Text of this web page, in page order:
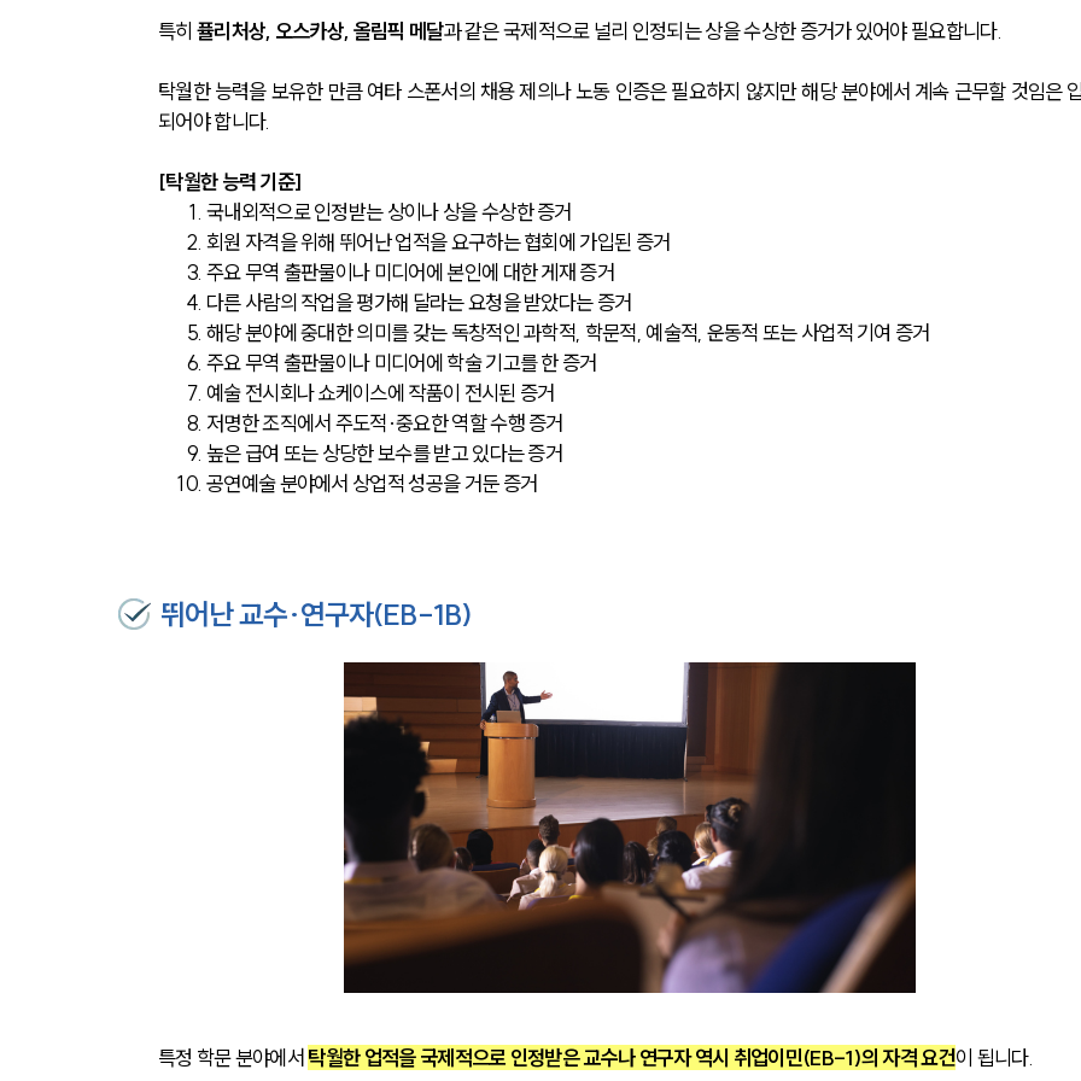
특히 퓰리처상, 오스카상, 올림픽 메달과 같은 국제적으로 널리 인정되는 상을 수상한 증거가 있어야 필요합니다.
탁월한 능력을 보유한 만큼 여타 스폰서의 채용 제의나 노동 인증은 필요하지 않지만 해당 분야에서 계속 근무할 것임은
되어야 합니다.
[탁월한 능력 기준]
국내외적으로 인정받는 상이나 상을 수상한 증거
회원 자격을 위해 뛰어난 업적을 요구하는 협회에 가입된 증거
주요 무역 출판물이나 미디어에 본인에 대한 게재 증거
다른 사람의 작업을 평가해 달라는 요청을 받았다는 증거
해당 분야에 중대한 의미를 갖는 독창적인 과학적, 학문적, 예술적, 운동적 또는 사업적 기여 증거
주요 무역 출판물이나 미디어에 학술 기고를 한 증거
예술 전시회나 쇼케이스에 작품이 전시된 증거
저명한 조직에서 주도적·중요한 역할 수행 증거
높은 급여 또는 상당한 보수를 받고 있다는 증거
공연예술 분야에서 상업적 성공을 거둔 증거
뛰어난 교수·연구자(EB-1B)
특정 학문 분야에서 탁월한 업적을 국제적으로 인정받은 교수나 연구자 역시 취업이민(EB-1)의 자격 요건이 됩니다.